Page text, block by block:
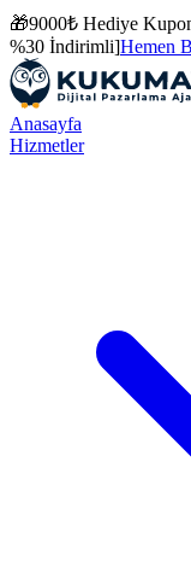
🎁9000₺ Hediye
%30 İndirimli]Hemen
Anasayfa
Hizmetler